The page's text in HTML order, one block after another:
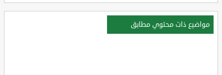
مواضيع ذات محتوي مطابق